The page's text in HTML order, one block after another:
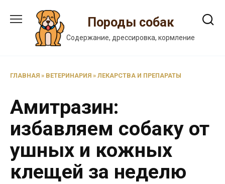
содержанию
Породы собак
Содержание, дрессировка, кормление
ГЛАВНАЯ » ВЕТЕРИНАРИЯ » ЛЕКАРСТВА И ПРЕПАРАТЫ
Амитразин:
избавляем собаку от
ушных и кожных
клещей за неделю